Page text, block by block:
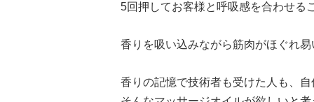
5回押してお客様と呼吸感を合わせる
香りを吸い込みながら筋肉がほぐれ
香りの記憶で技術者も受けた人も、